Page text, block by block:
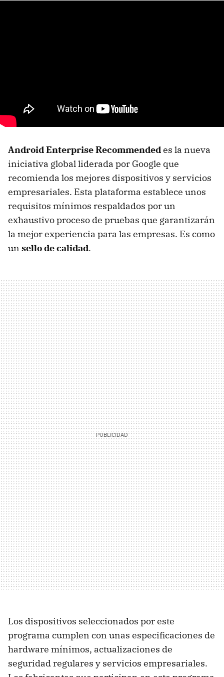
Android Enterprise Recommendedes la nueva
iniciativa global liderada por Google que
recomienda los mejores dispositivos y servicios
empresariales. Esta plataforma establece unos
requisitos mínimos respaldados por un
exhaustivo proceso de pruebas que garantizarán
la mejor experiencia para las empresas. Es como
un sello de calidad.
Los dispositivos seleccionados por este
programa cumplen con unas especificaciones de
hardware mínimos, actualizaciones de
seguridad regulares y servicios empresariales.